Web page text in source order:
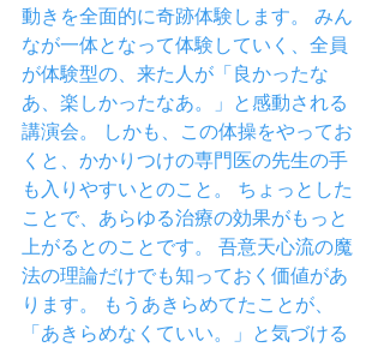
動きを全面的に奇跡体験します。 みん
なが一体となって体験していく、全員
が体験型の、来た人が「良かったな
あ、楽しかったなあ。」と感動される
講演会。 しかも、この体操をやってお
くと、かかりつけの専門医の先生の手
も入りやすいとのこと。 ちょっとした
ことで、あらゆる治療の効果がもっと
上がるとのことです。 吾意天心流の魔
法の理論だけでも知っておく価値があ
ります。 もうあきらめてたことが、
「あきらめなくていい。」と気づける